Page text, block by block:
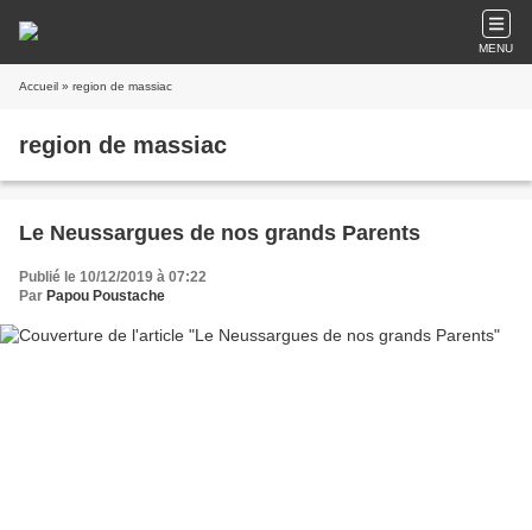
MENU
Accueil » region de massiac
region de massiac
Le Neussargues de nos grands Parents
Publié le 10/12/2019 à 07:22
Par Papou Poustache